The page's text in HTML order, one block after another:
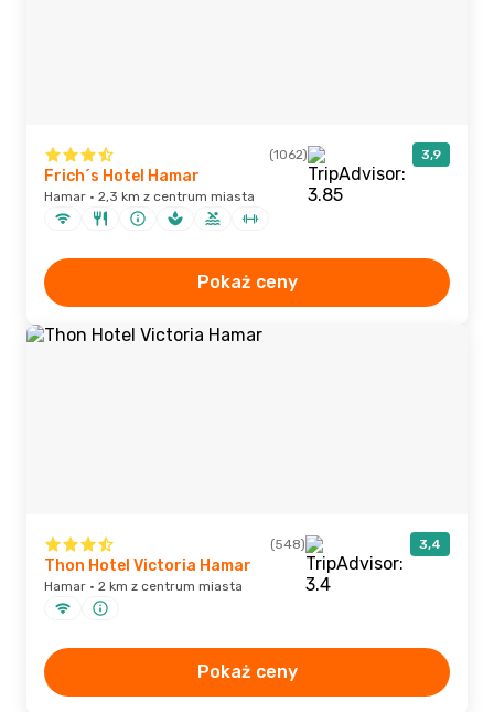
(1062) 3,9
Frich´s Hotel Hamar
Hamar · 2,3 km z centrum miasta
Pokaż ceny
(548) 3,4
Thon Hotel Victoria Hamar
Hamar · 2 km z centrum miasta
Pokaż ceny